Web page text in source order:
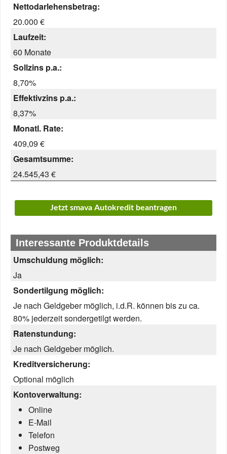
Nettodarlehensbetrag:
20.000 €
Laufzeit:
60 Monate
Sollzins p.a.:
8,70%
Effektivzins p.a.:
8,37%
Monatl. Rate:
409,09 €
Gesamtsumme:
24.545,43 €
Jetzt smava Autokredit beantragen
Interessante Produktdetails
Umschuldung möglich:
Ja
Sondertilgung möglich:
Je nach Geldgeber möglich, i.d.R. können bis zu ca.
80% jederzeit sondergetilgt werden.
Ratenstundung:
Je nach Geldgeber möglich.
Kreditversicherung:
Optional möglich
Kontoverwaltung:
Online
E-Mail
Telefon
Postweg